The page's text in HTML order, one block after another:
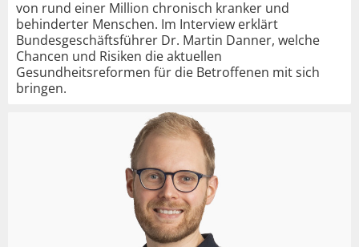
von rund einer Million chronisch kranker und
behinderter Menschen. Im Interview erklärt
Bundesgeschäftsführer Dr. Martin Danner, welche
Chancen und Risiken die aktuellen
Gesundheitsreformen für die Betroffenen mit sich
bringen.